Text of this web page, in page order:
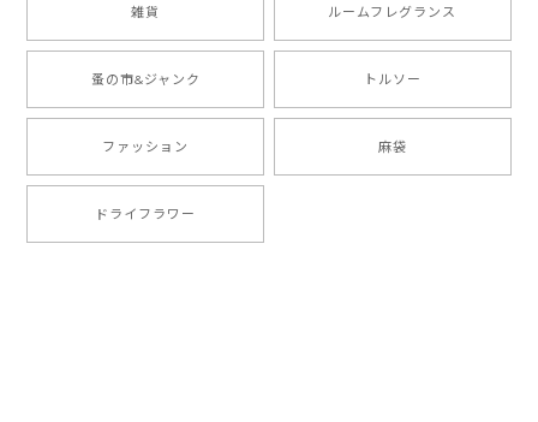
雑貨 ルームフレグランス
蚤の市&ジャンク トルソー
ファッション 麻袋
ドライフラワー